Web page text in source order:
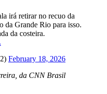
irá retirar no recuo da
da Grande Rio para isso.
da costeira.
February 18, 2026
da CNN Brasil